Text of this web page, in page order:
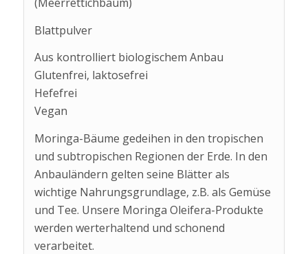
Blattpulver
Aus kontrolliert biologischem Anbau
Glutenfrei, laktosefrei
Hefefrei
Vegan
Moringa-Bäume gedeihen in den tropischen
und subtropischen Regionen der Erde. In den
Anbauländern gelten seine Blätter als
wichtige Nahrungsgrundlage, z.B. als Gemüse
und Tee. Unsere Moringa Oleifera-Produkte
werden werterhaltend und schonend
verarbeitet.